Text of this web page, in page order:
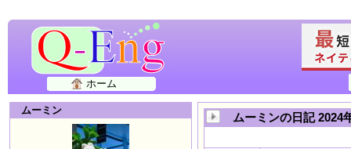
ホーム
ムーミン
ムーミンの日記 2024